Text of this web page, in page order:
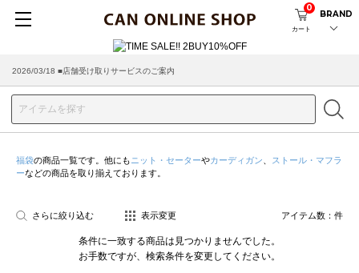
カート
0
BRAND
2026/03/18 ■店舗受け取りサービスのご案内
福袋の商品一覧です。他にも ニット・セーターやカーディガン
ストール・マフラ
ーなどの商品を取り揃えております。
さらに絞り込む 表示変更 アイテム数： 件
条件に一致する商品は見つかりませんでした。
お手数ですが、検索条件を変更してください。